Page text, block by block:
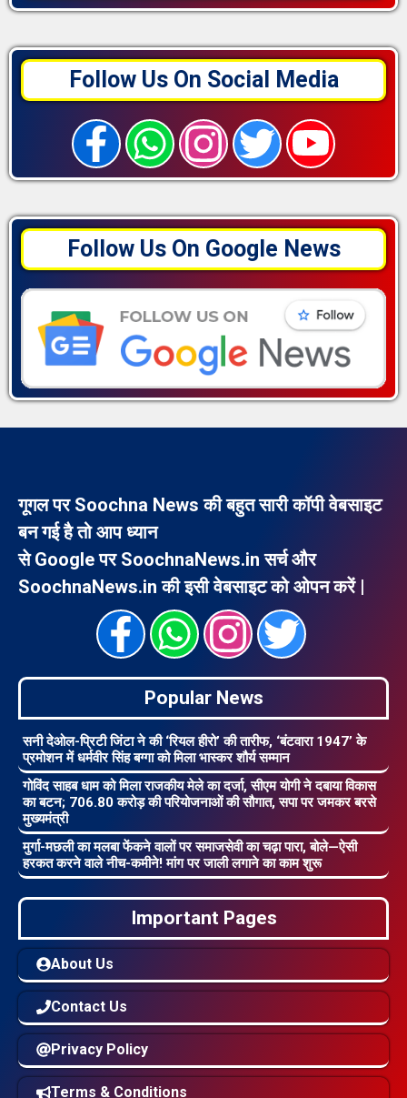
Follow Us On Social Media
Follow Us On Google News
गूगल पर Soochna News की बहुत सारी कॉपी वेबसाइट
बन गई है तो आप ध्यान
से Google पर SoochnaNews.in सर्च और
SoochnaNews.in की इसी वेबसाइट को ओपन करें |
Popular News
सनी देओल-प्रिटी जिंटा ने की ‘रियल हीरो’ की तारीफ, ‘बंटवारा 1947’ के
प्रमोशन में धर्मवीर सिंह बग्गा को मिला भास्कर शौर्य सम्मान
गोविंद साहब धाम को मिला राजकीय मेले का दर्जा, सीएम योगी ने दबाया विकास
का बटन; 706.80 करोड़ की परियोजनाओं की सौगात, सपा पर जमकर बरसे
मुख्यमंत्री
मुर्गा-मछली का मलबा फेंकने वालों पर समाजसेवी का चढ़ा पारा, बोले—ऐसी
हरकत करने वाले नीच-कमीने! मांग पर जाली लगाने का काम शुरू
Important Pages
About Us
Contact Us
Privacy Policy
Terms & Conditions